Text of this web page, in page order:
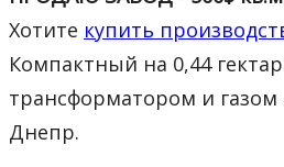
Хотите купить
Компактный на 0,44
трансформатором и
Днепр.